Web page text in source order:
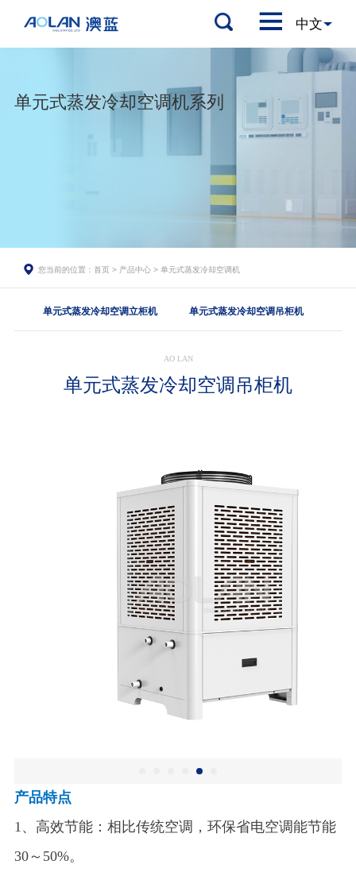
单元式蒸发冷却空调机系列
您当前的位置： 首页 > 产品中心> 单元式蒸发冷却空调机
单元式蒸发冷却空调立柜机 单元式蒸发冷却空调吊柜机
AO LAN
单元式蒸发冷却空调吊柜机
产品特点
1、高效节能‌：相比传统空调，环保省电空调能节能
30～50%。